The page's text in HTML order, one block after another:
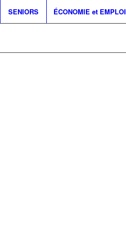
SENIORS ÉCONOMIE et EMPLOI